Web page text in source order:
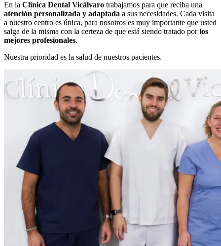
En la Clínica Dental Vicálvaro trabajamos para que reciba una
atención personalizada y adaptada a sus necesidades. Cada visita
a nuestro centro es única, para nosotros es muy importante que usted
salga de la misma con la certeza de que está siendo tratado porlos
mejores profesionales.
Nuestra prioridad es la salud de nuestros pacientes.